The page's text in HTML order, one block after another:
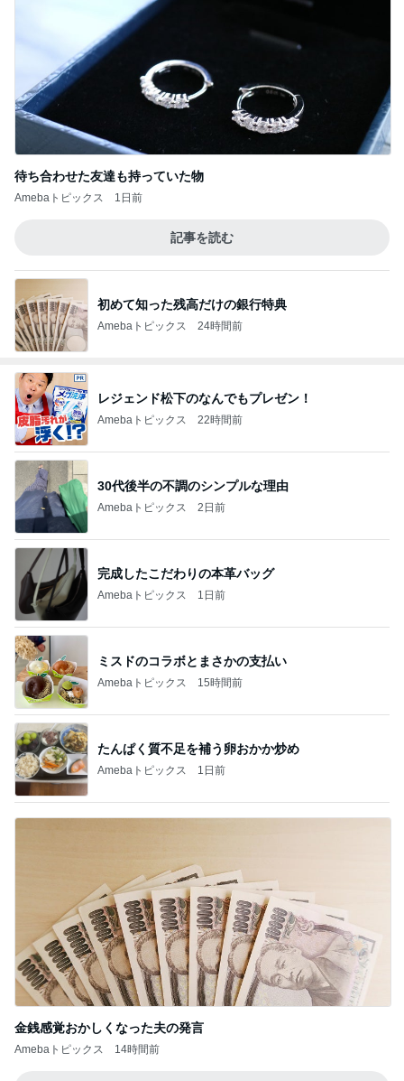
待ち合わせた友達も持っていた物
Amebaトピックス 1日前
記事を読む
初めて知った残高だけの銀行特典
Amebaトピックス 24時間前
レジェンド松下のなんでもプレゼン！
Amebaトピックス 22時間前
30代後半の不調のシンプルな理由
Amebaトピックス 2日前
完成したこだわりの本革バッグ
Amebaトピックス 1日前
ミスドのコラボとまさかの支払い
Amebaトピックス 15時間前
たんぱく質不足を補う卵おかか炒め
Amebaトピックス 1日前
金銭感覚おかしくなった夫の発言
Amebaトピックス 14時間前